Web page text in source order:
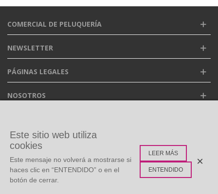
COMERCIAL DE PELUQUERÍA
NEWSLETTER
PÁGINAS LEGALES
NOSOTROS
ETIQUETAS POPULARES
Este sitio web utiliza
cookies
Este mensaje no volverá a mostrarse si
haces clic en “ENTENDIDO” o en el
botón de cerrar.
LEER MÁS
ENTENDIDO
×